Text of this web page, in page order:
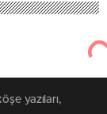
yazıları,